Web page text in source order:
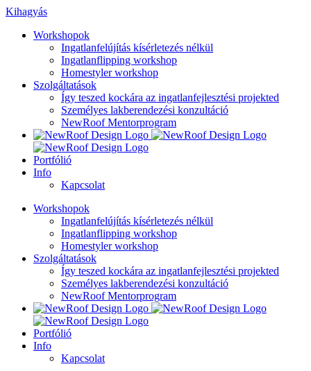
Kihagyás
Workshopok
Ingatlanfelújítás kísérletezés nélkül
Ingatlanflipping workshop
Homestyler workshop
Szolgáltatások
Így teszed kockára az ingatlanfejlesztési projekted
Személyes lakberendezési konzultáció
NewRoof Mentorprogram
Portfólió
Info
Kapcsolat
Workshopok
Ingatlanfelújítás kísérletezés nélkül
Ingatlanflipping workshop
Homestyler workshop
Szolgáltatások
Így teszed kockára az ingatlanfejlesztési projekted
Személyes lakberendezési konzultáció
NewRoof Mentorprogram
Portfólió
Info
Kapcsolat